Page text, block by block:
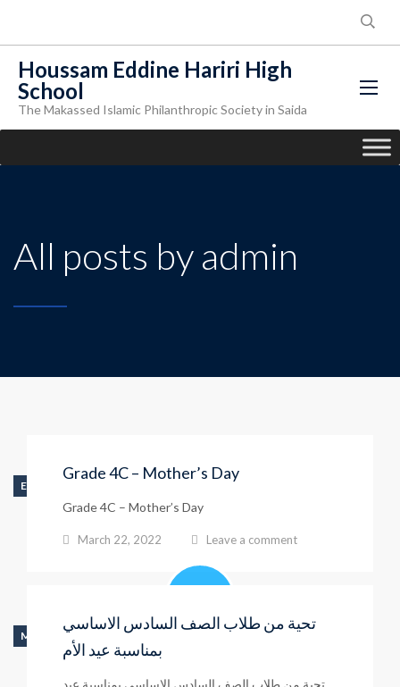
Houssam Eddine Hariri High
School
The Makassed Islamic Philanthropic Society in Saida
All posts by admin
ELEMENTARY SCHOOL
Grade 4C – Mother’s Day
Grade 4C – Mother’s Day
March 22, 2022 Leave a comment
MIDDLE SCHOOL
تحية من طلاب الصف السادس الاساسي
بمناسبة عيد الأم
تحية من طلاب الصف السادس الاساسي بمناسبة عيد